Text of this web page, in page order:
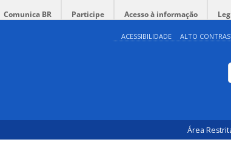
Comunica BR Participe Acesso à informação
ACESSIBILIDADE ALTO
Área